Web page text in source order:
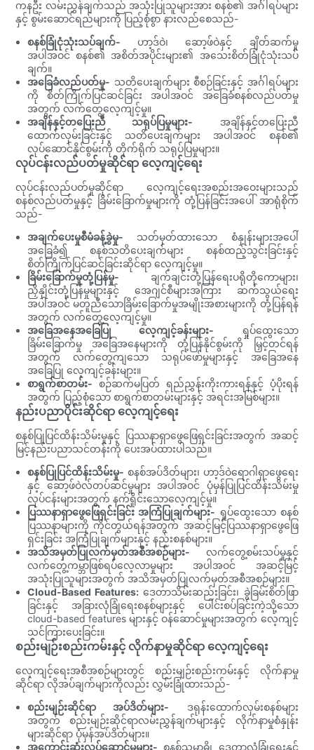
ကနဦး လမ်းညွှန်ချက်သည် အသုံးပြုသူများအား စနစ်၏ အင်္ဂါရပ်များ
နှင့် စွမ်းဆောင်ရည်များကို ပြည့်စုံစွာ နားလည်စေသည်-
စနစ်ခြုံငုံသုံးသပ်ချက်- ဟာ့ဒ်ဝဲ၊ ဆော့ဖ်ဝဲနှင့် ချိတ်ဆက်မှု
အပါအဝင် စနစ်၏ အစိတ်အပိုင်းများ၏ အသေးစိတ်ခြုံငုံသုံးသပ်
ချက်။
အခြေခံလည်ပတ်မှု- သတိပေးချက်များ စီစဉ်ခြင်းနှင့် အင်္ဂါရပ်များ
ကို စိတ်ကြိုက်ပြင်ဆင်ခြင်း အပါအဝင် အခြေခံစနစ်လည်ပတ်မှု
အတွက် လက်တွေ့လေ့ကျင့်မှု။
အချိန်နှင့်တပြေးညီ သရုပ်ပြမှုများ- အချိန်နှင့်တပြေးညီ
ထောက်လှမ်းခြင်းနှင့် သတိပေးချက်များ အပါအဝင် စနစ်၏
လုပ်ဆောင်နိုင်စွမ်းကို တိုက်ရိုက် သရုပ်ပြမှုများ။
လုပ်ငန်းလည်ပတ်မှုဆိုင်ရာ လေ့ကျင့်ရေး
လုပ်ငန်းလည်ပတ်မှုဆိုင်ရာ လေ့ကျင့်ရေးအစည်းအဝေးများသည်
စနစ်လည်ပတ်မှုနှင့် ခြိမ်းခြောက်မှုများကို တုံ့ပြန်ခြင်းအပေါ် အာရုံစိုက်
သည်-
အချက်ပေးမှုစီမံခန့်ခွဲမှု- သတ်မှတ်ထားသော စံနှုန်းများအပေါ်
အခြေခံ၍ စနစ်သတိပေးချက်များ စနစ်ထည့်သွင်းခြင်းနှင့်
စိတ်ကြိုက်ပြင်ဆင်ခြင်းဆိုင်ရာ လေ့ကျင့်မှု။
ခြိမ်းခြောက်မှုတုံ့ပြန်မှု- ချက်ချင်းတုံ့ပြန်ရေးပရိုတိုကောများ၊
ညှိနှိုင်းတုံ့ပြန်မှုများနှင့် အေဂျင်စီများအကြား ဆက်သွယ်ရေး
အပါအဝင် မတူညီသောခြိမ်းခြောက်မှုအမျိုးအစားများကို တုံ့ပြန်ရန်
အတွက် လက်တွေ့လေ့ကျင့်မှု။
အခြေအနေအခြေပြု လေ့ကျင့်ခန်းများ- ရှုပ်ထွေးသော
ခြိမ်းခြောက်မှု အခြေအနေများကို တုံ့ပြန်နိုင်စွမ်းကို မြှင့်တင်ရန်
အတွက် လက်တွေ့ကျသော သရုပ်ဖော်မှုများနှင့် အခြေအနေ
အခြေပြု လေ့ကျင့်ခန်းများ။
စာရွက်စာတမ်း- စဉ်ဆက်မပြတ် ရည်ညွှန်းကိုးကားရန်နှင့် ပံ့ပိုးရန်
အတွက် ပြည့်စုံသော စာရွက်စာတမ်းများနှင့် အရင်းအမြစ်များ။
နည်းပညာပိုင်းဆိုင်ရာ လေ့ကျင့်ရေး
စနစ်ပြုပြင်ထိန်းသိမ်းမှုနှင့် ပြဿနာရှာဖွေဖြေရှင်းခြင်းအတွက် အဆင့်
မြင့်နည်းပညာသင်တန်းကို ပေးအပ်ထားပါသည်။
စနစ်ပြုပြင်ထိန်းသိမ်းမှု- စနစ်အပ်ဒိတ်များ၊ ဟာ့ဒ်ဝဲရောဂါရှာဖွေရေး
နှင့် ဆော့ဖ်ဝဲလ်တပ်ဆင်မှုများ အပါအဝင် ပုံမှန်ပြုပြင်ထိန်းသိမ်းမှု
လုပ်ငန်းများအတွက် နက်ရှိုင်းသောလေ့ကျင့်မှု။
ပြဿနာရှာဖွေဖြေရှင်းခြင်း အကြံပြုချက်များ- ရှုပ်ထွေးသော စနစ်
ပြဿနာများကို ကိုင်တွယ်ရန်အတွက် အဆင့်မြင့်ပြဿနာရှာဖွေဖြေ
ရှင်းခြင်း အကြံပြုချက်များနှင့် နည်းစနစ်များ။
အသိအမှတ်ပြုလက်မှတ်အစီအစဉ်များ- လက်တွေ့စမ်းသပ်မှုနှင့်
လက်တွေ့ကမ္ဘာဖြစ်ရပ်လေ့လာမှုများ အပါအဝင် အဆင့်မြင့်
အသုံးပြုသူများအတွက် အသိအမှတ်ပြုလက်မှတ်အစီအစဉ်များ။
Cloud-Based Features: ဒေတာသိမ်းဆည်းခြင်း၊ ခွဲခြမ်းစိတ်ဖြာ
ခြင်းနှင့် အခြားလုံခြုံရေးစနစ်များနှင့် ပေါင်းစပ်ခြင်းကဲ့သို့သော
cloud-based features များနှင့် ဝန်ဆောင်မှုများအတွက် လေ့ကျင့်
သင်ကြားပေးခြင်း။
စည်းမျဉ်းစည်းကမ်းနှင့် လိုက်နာမှုဆိုင်ရာ လေ့ကျင့်ရေး
လေ့ကျင့်ရေးအစီအစဉ်များတွင် စည်းမျဉ်းစည်းကမ်းနှင့် လိုက်နာမှု
ဆိုင်ရာ လိုအပ်ချက်များကိုလည်း လွှမ်းခြုံထားသည်-
စည်းမျဉ်းဆိုင်ရာ အပ်ဒိတ်များ- ဒရုန်းထောက်လှမ်းစနစ်များ
အတွက် စည်းမျဉ်းဆိုင်ရာလမ်းညွှန်ချက်များနှင့် လိုက်နာမှုစံနှုန်း
များဆိုင်ရာ ပုံမှန်အပ်ဒိတ်များ။
အကောင်းဆုံးလုပ်ဆောင်မှုများ- စနစ်သမာဓိ၊ ဒေတာလုံခြုံရေးနှင့်